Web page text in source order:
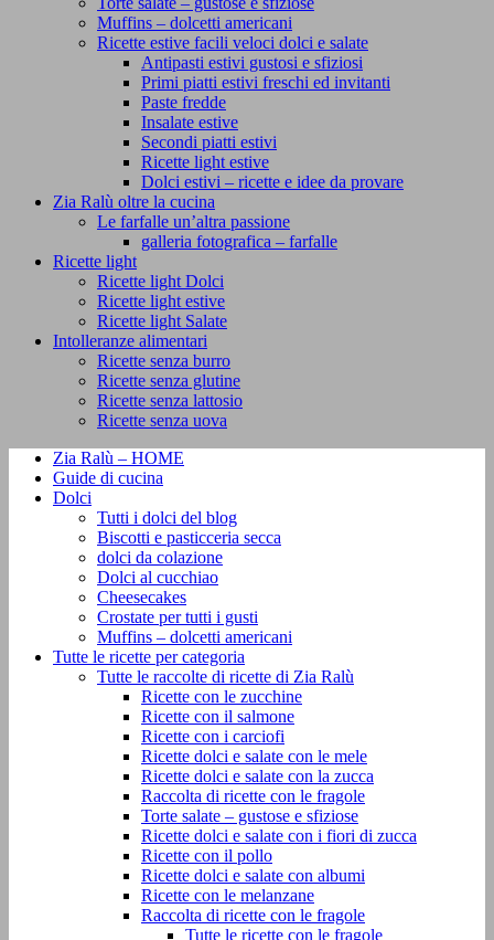
Muffins – dolcetti americani
Ricette estive facili veloci dolci e salate
Antipasti estivi gustosi e sfiziosi
Primi piatti estivi freschi ed invitanti
Paste fredde
Insalate estive
Secondi piatti estivi
Ricette light estive
Dolci estivi – ricette e idee da provare
Zia Ralù oltre la cucina
Le farfalle un’altra passione
galleria fotografica – farfalle
Ricette light
Ricette light Dolci
Ricette light estive
Ricette light Salate
Intolleranze alimentari
Ricette senza burro
Ricette senza glutine
Ricette senza lattosio
Ricette senza uova
Zia Ralù – HOME
Guide di cucina
Dolci
Tutti i dolci del blog
Biscotti e pasticceria secca
dolci da colazione
Dolci al cucchiao
Cheesecakes
Crostate per tutti i gusti
Muffins – dolcetti americani
Tutte le ricette per categoria
Tutte le raccolte di ricette di Zia Ralù
Ricette con le zucchine
Ricette con il salmone
Ricette con i carciofi
Ricette dolci e salate con le mele
Ricette dolci e salate con la zucca
Raccolta di ricette con le fragole
Torte salate – gustose e sfiziose
Ricette dolci e salate con i fiori di zucca
Ricette con il pollo
Ricette dolci e salate con albumi
Ricette con le melanzane
Raccolta di ricette con le fragole
Tutte le ricette con le fragole